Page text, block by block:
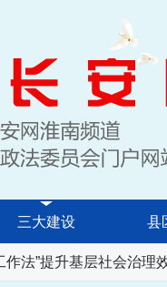
三大建设 县
法”提升基层社会治理效